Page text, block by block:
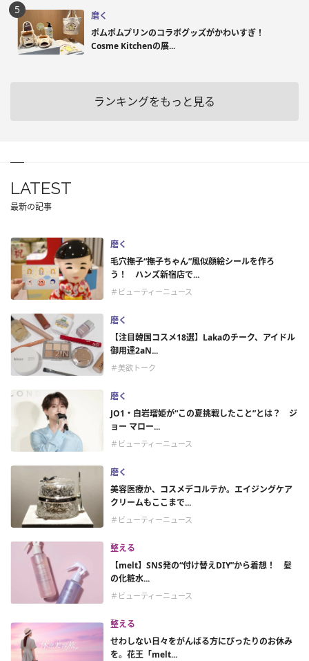
磨く
ポムポムプリンのコラボグッズがかわいすぎ！
Cosme Kitchenの展...
ランキングをもっと見る
LATEST
最新の記事
磨く
毛穴撫子“撫子ちゃん”風似顔絵シールを作ろ
う！ ハンズ新宿店で...
＃ビューティーニュース
磨く
【注目韓国コスメ18選】Lakaのチーク、アイドル
御用達2aN...
＃美欲トーク
磨く
JO1・白岩瑠姫が“この夏挑戦したこと”とは？ ジ
ョー マロー...
＃ビューティーニュース
磨く
美容医療か、コスメデコルテか。エイジングケア
クリームもここまで...
＃ビューティーニュース
整える
【melt】SNS発の“付け替えDIY”から着想！ 髪
の化粧水...
＃ビューティーニュース
整える
せわしない日々をがんばる方にぴったりのお休み
を。花王「melt...